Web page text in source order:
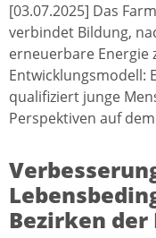
[03.07.2025] Das
verbindet Bildung,
erneuerbare Energie
Entwicklungsmodell:
qualifiziert junge
Perspektiven auf
Bezirken der